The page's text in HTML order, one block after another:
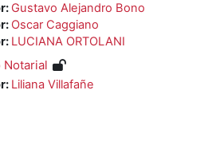
Gustavo Alejandro Bono
Oscar Caggiano
LUCIANA ORTOLANI
Liliana Villafañe